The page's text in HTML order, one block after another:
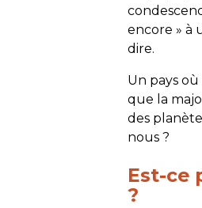
encore » à
dire.
Un pays
que la
des
nous ?
Est-ce
?